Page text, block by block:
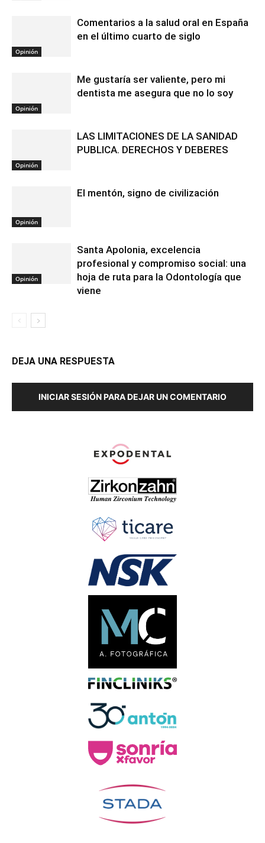
Opinión
Comentarios a la salud oral en España
en el último cuarto de siglo
Opinión
Me gustaría ser valiente, pero mi
dentista me asegura que no lo soy
Opinión
LAS LIMITACIONES DE LA SANIDAD
PUBLICA. DERECHOS Y DEBERES
Opinión
El mentón, signo de civilización
Opinión
Santa Apolonia, excelencia
profesional y compromiso social: una
hoja de ruta para la Odontología que
viene
DEJA UNA RESPUESTA
INICIAR SESIÓN PARA DEJAR UN COMENTARIO